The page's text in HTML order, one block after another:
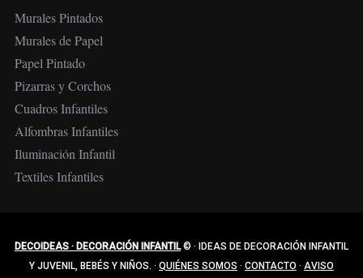
Murales Pintados
Murales de Papel
Papel Pintado
Pizarras y Corchos
Cuadros Infantiles
Alfombras Infantiles
Iluminación Infantil
Textiles Infantiles
DECOIDEAS · DECORACIÓN INFANTIL© ·
IDEAS DE DECORACIÓN INFANTIL
Y JUVENIL, BEBÉS Y NIÑOS. · QUIÉNES SOMOS · CONTACTO · AVISO